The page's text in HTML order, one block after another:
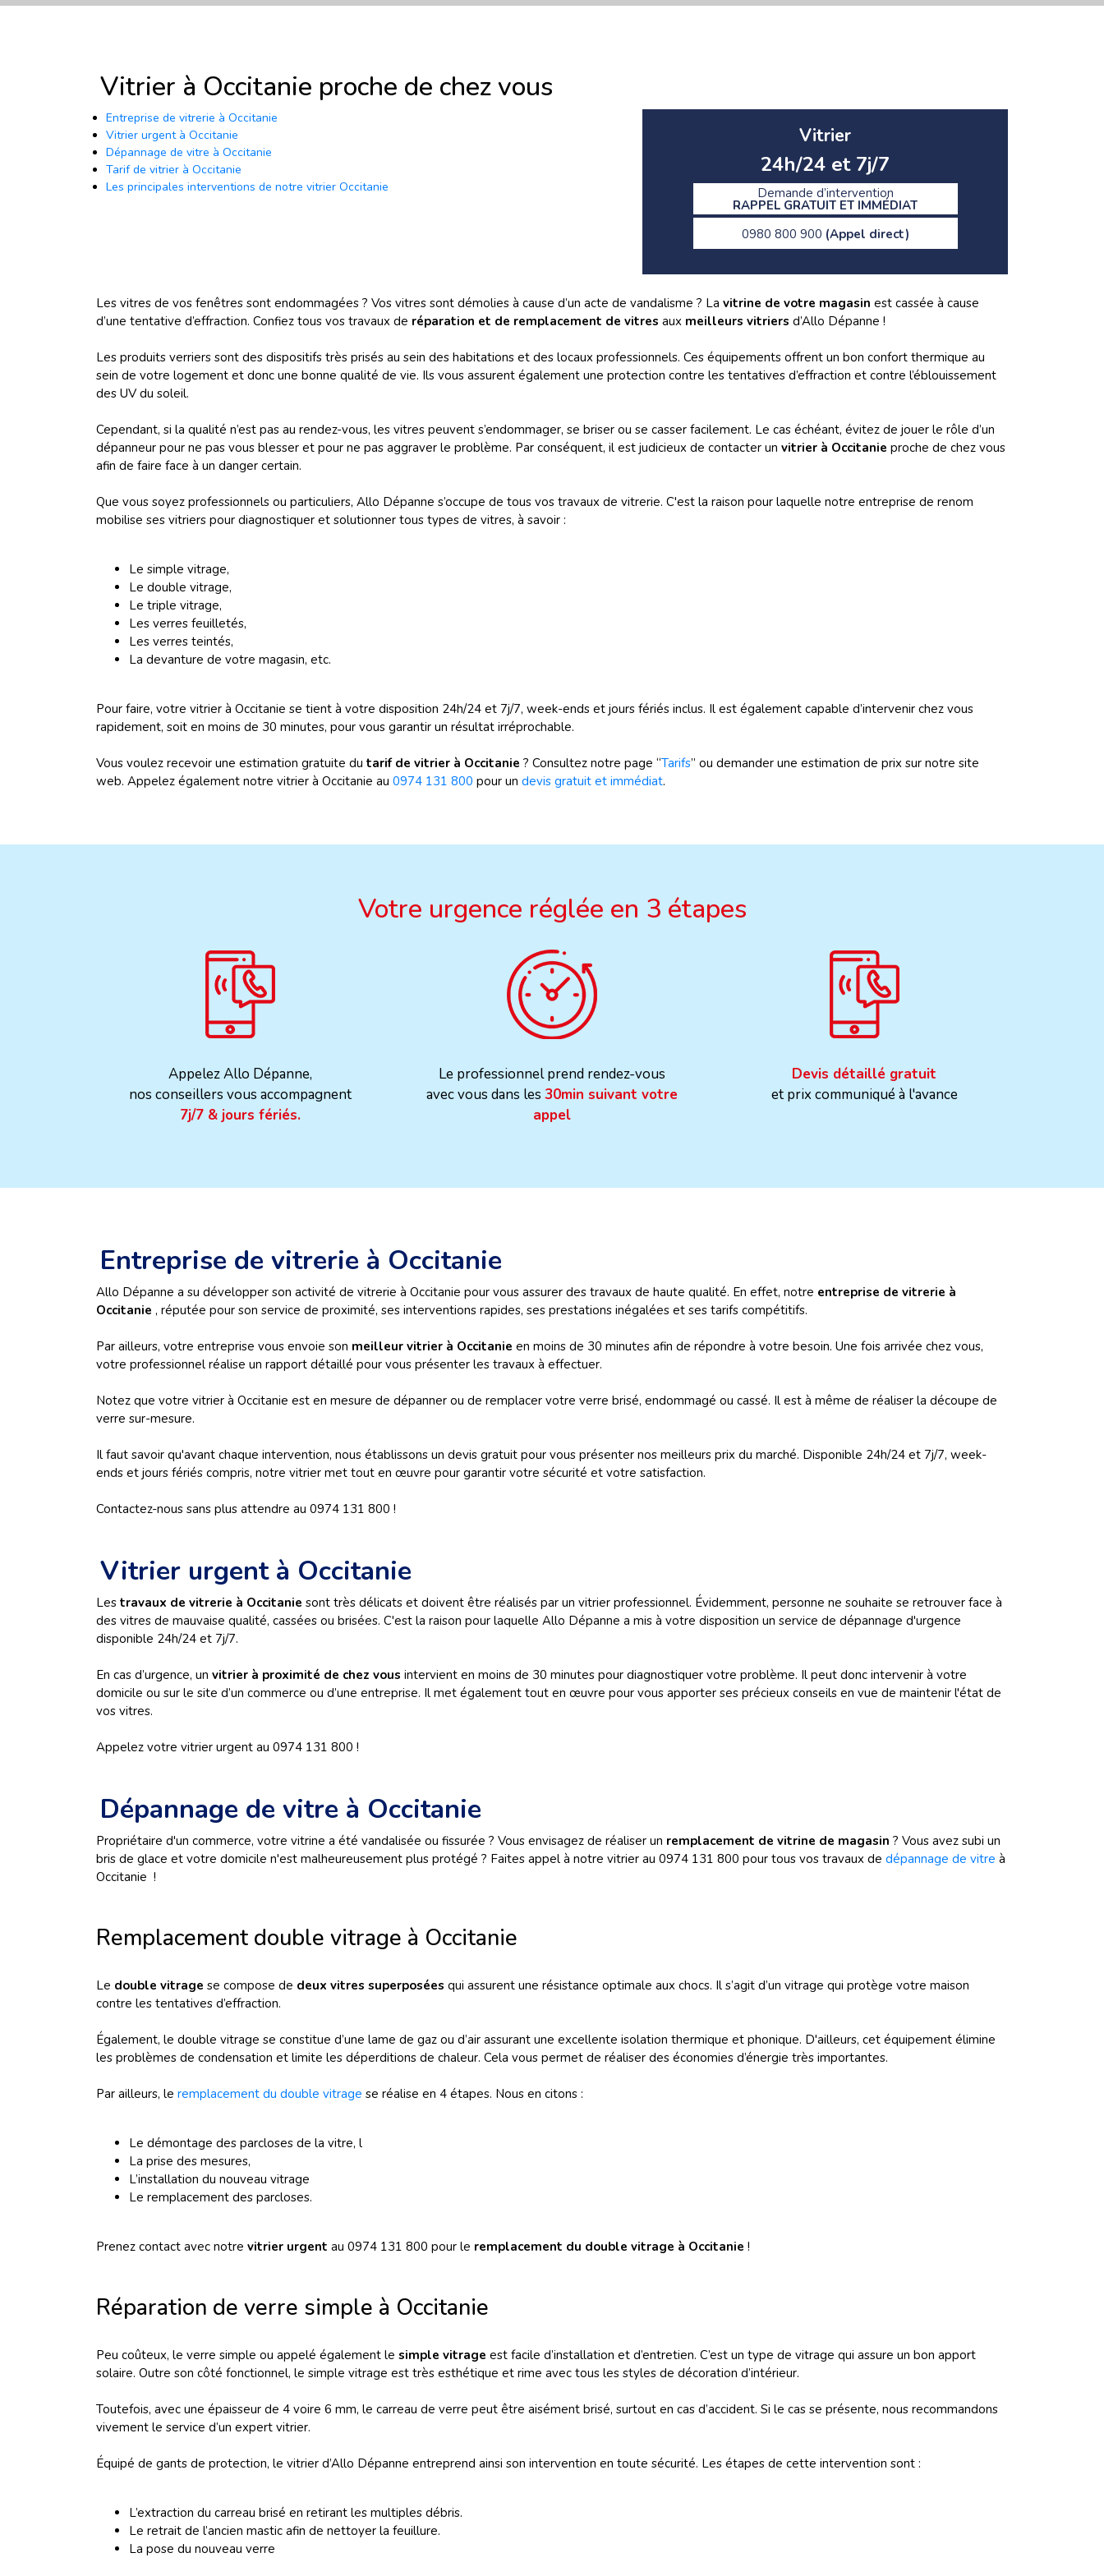
Vitrier à Occitanie proche de chez vous
Entreprise de vitrerie à Occitanie
Vitrier urgent à Occitanie
Dépannage de vitre à Occitanie
Tarif de vitrier à Occitanie
Les principales interventions de notre vitrier Occitanie
Vitrier
24h/24 et 7j/7
Demande d’intervention
RAPPEL GRATUIT ET IMMÉDIAT
0980 800 900 (Appel direct)
Les vitres de vos fenêtres sont endommagées ? Vos vitres sont démolies à cause d’un acte de vandalisme ? La vitrine de votre magasin est cassée à cause
d’une tentative d’effraction. Confiez tous vos travaux de réparation et de remplacement de vitres aux meilleurs vitriers d’Allo Dépanne !
Les produits verriers sont des dispositifs très prisés au sein des habitations et des locaux professionnels. Ces équipements offrent un bon confort thermique au
sein de votre logement et donc une bonne qualité de vie. Ils vous assurent également une protection contre les tentatives d’effraction et contre l’éblouissement
des UV du soleil.
Cependant, si la qualité n’est pas au rendez-vous, les vitres peuvent s’endommager, se briser ou se casser facilement. Le cas échéant, évitez de jouer le rôle d’un
dépanneur pour ne pas vous blesser et pour ne pas aggraver le problème. Par conséquent, il est judicieux de contacter un vitrier à Occitanie proche de chez vous
afin de faire face à un danger certain.
Que vous soyez professionnels ou particuliers, Allo Dépanne s’occupe de tous vos travaux de vitrerie. C'est la raison pour laquelle notre entreprise de renom
mobilise ses vitriers pour diagnostiquer et solutionner tous types de vitres, à savoir :
Le simple vitrage,
Le double vitrage,
Le triple vitrage,
Les verres feuilletés,
Les verres teintés,
La devanture de votre magasin, etc.
Pour faire, votre vitrier à Occitanie se tient à votre disposition 24h/24 et 7j/7, week-ends et jours fériés inclus. Il est également capable d’intervenir chez vous
rapidement, soit en moins de 30 minutes, pour vous garantir un résultat irréprochable.
Vous voulez recevoir une estimation gratuite du tarif de vitrier à Occitanie ? Consultez notre page “Tarifs” ou demander une estimation de prix sur notre site
web. Appelez également notre vitrier à Occitanie au 0974 131 800 pour un devis gratuit et immédiat.
Votre urgence réglée en 3 étapes
Appelez Allo Dépanne,
nos conseillers vous accompagnent
7j/7 & jours fériés.
Le professionnel prend rendez-vous
avec vous dans les 30min suivant votre
appel
Devis détaillé gratuit
et prix communiqué à l'avance
Entreprise de vitrerie à Occitanie
Allo Dépanne a su développer son activité de vitrerie à Occitanie pour vous assurer des travaux de haute qualité. En effet, notre entreprise de vitrerie à
Occitanie , réputée pour son service de proximité, ses interventions rapides, ses prestations inégalées et ses tarifs compétitifs.
Par ailleurs, votre entreprise vous envoie son meilleur vitrier à Occitanie en moins de 30 minutes afin de répondre à votre besoin. Une fois arrivée chez vous,
votre professionnel réalise un rapport détaillé pour vous présenter les travaux à effectuer.
Notez que votre vitrier à Occitanie est en mesure de dépanner ou de remplacer votre verre brisé, endommagé ou cassé. Il est à même de réaliser la découpe de
verre sur-mesure.
Il faut savoir qu'avant chaque intervention, nous établissons un devis gratuit pour vous présenter nos meilleurs prix du marché. Disponible 24h/24 et 7j/7, week-
ends et jours fériés compris, notre vitrier met tout en œuvre pour garantir votre sécurité et votre satisfaction.
Contactez-nous sans plus attendre au 0974 131 800 !
Vitrier urgent à Occitanie
Les travaux de vitrerie à Occitanie sont très délicats et doivent être réalisés par un vitrier professionnel. Évidemment, personne ne souhaite se retrouver face à
des vitres de mauvaise qualité, cassées ou brisées. C'est la raison pour laquelle Allo Dépanne a mis à votre disposition un service de dépannage d'urgence
disponible 24h/24 et 7j/7.
En cas d’urgence, un vitrier à proximité de chez vous intervient en moins de 30 minutes pour diagnostiquer votre problème. Il peut donc intervenir à votre
domicile ou sur le site d’un commerce ou d’une entreprise. Il met également tout en œuvre pour vous apporter ses précieux conseils en vue de maintenir l'état de
vos vitres.
Appelez votre vitrier urgent au 0974 131 800 !
Dépannage de vitre à Occitanie
Propriétaire d'un commerce, votre vitrine a été vandalisée ou fissurée ? Vous envisagez de réaliser un remplacement de vitrine de magasin ? Vous avez subi un
bris de glace et votre domicile n'est malheureusement plus protégé ? Faites appel à notre vitrier au 0974 131 800 pour tous vos travaux de dépannage de vitre à
Occitanie !
Remplacement double vitrage à Occitanie
Le double vitrage se compose de deux vitres superposées qui assurent une résistance optimale aux chocs. Il s’agit d’un vitrage qui protège votre maison
contre les tentatives d’effraction.
Également, le double vitrage se constitue d’une lame de gaz ou d’air assurant une excellente isolation thermique et phonique. D'ailleurs, cet équipement élimine
les problèmes de condensation et limite les déperditions de chaleur. Cela vous permet de réaliser des économies d’énergie très importantes.
Par ailleurs, le remplacement du double vitrage se réalise en 4 étapes. Nous en citons :
Le démontage des parcloses de la vitre, l
La prise des mesures,
L’installation du nouveau vitrage
Le remplacement des parcloses.
Prenez contact avec notre vitrier urgent au 0974 131 800 pour le remplacement du double vitrage à Occitanie !
Réparation de verre simple à Occitanie
Peu coûteux, le verre simple ou appelé également le simple vitrage est facile d’installation et d’entretien. C’est un type de vitrage qui assure un bon apport
solaire. Outre son côté fonctionnel, le simple vitrage est très esthétique et rime avec tous les styles de décoration d’intérieur.
Toutefois, avec une épaisseur de 4 voire 6 mm, le carreau de verre peut être aisément brisé, surtout en cas d’accident. Si le cas se présente, nous recommandons
vivement le service d’un expert vitrier.
Équipé de gants de protection, le vitrier d’Allo Dépanne entreprend ainsi son intervention en toute sécurité. Les étapes de cette intervention sont :
L’extraction du carreau brisé en retirant les multiples débris.
Le retrait de l’ancien mastic afin de nettoyer la feuillure.
La pose du nouveau verre